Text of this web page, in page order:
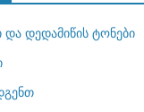
დედამიწის ტონები